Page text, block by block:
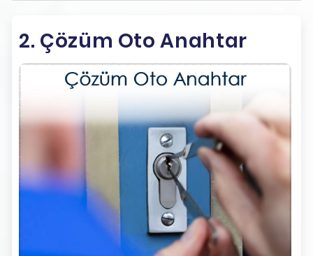
2. Çözüm Oto Anahtar